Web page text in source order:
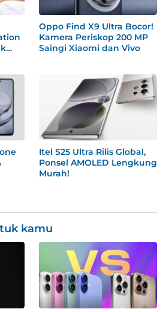
Oppo Find X9 Ultra Bocor!
Kamera Periskop 200 MP
Saingi Xiaomi dan Vivo
Itel S25 Ultra Rilis Global,
Ponsel AMOLED Lengkung
Murah!
kamu